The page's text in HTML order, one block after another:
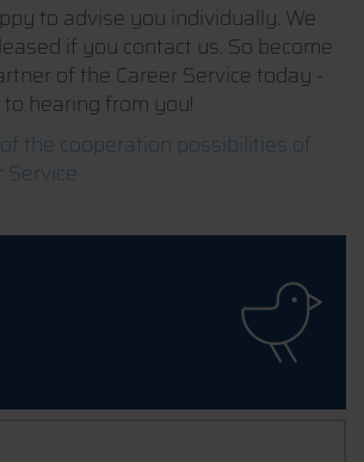
to advise you individually. We
if you contact us. So become
of the Career Service today -
hearing from you!
the cooperation possibilities of
Service